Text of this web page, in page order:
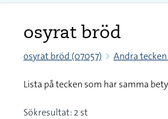
osyrat bröd
osyrat bröd (07057) Andra
Lista på tecken som har samma
Sökresultat: 2 st